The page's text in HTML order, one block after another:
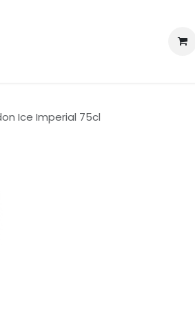
Ice Imperial 75cl